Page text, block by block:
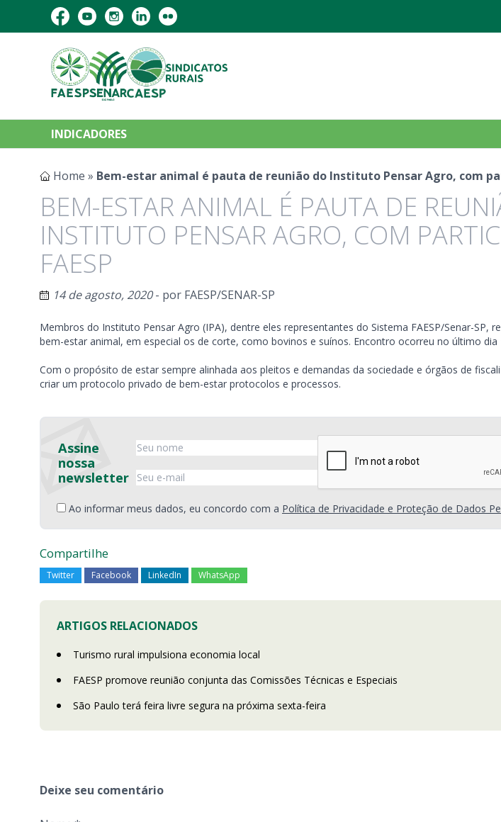
INDICADORES
Home » Bem-estar animal é pauta de reunião do Instituto Pensar Agro, com
BEM-ESTAR ANIMAL É PAUTA DE
INSTITUTO PENSAR AGRO, COM
FAESP
14 de agosto, 2020- por FAESP/SENAR-SP
Membros do Instituto Pensar Agro (IPA), dentre eles representantes do Sistema FAESP/Senar-SP,
bem-estar animal, em especial os de corte, como bovinos e suínos. Encontro ocorreu no último dia
Com o propósito de estar sempre alinhada aos pleitos e demandas da sociedade e órgãos de
criar um protocolo privado de bem-estar protocolos e processos.
Assine
nossa
newsletter
Ao informar meus dados, eu concordo com a Política de Privacidade e Proteção de Dados
Compartilhe
Twitter Facebook LinkedIn WhatsApp
ARTIGOS RELACIONADOS
Turismo rural impulsiona economia local
FAESP promove reunião conjunta das Comissões Técnicas e Especiais
São Paulo terá feira livre segura na próxima sexta-feira
Deixe seu comentário